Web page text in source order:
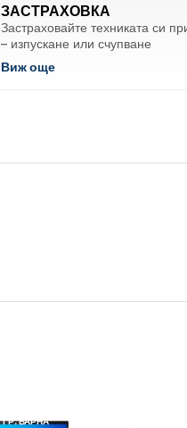
ЗАСТРАХОВКА
Застраховайте техниката си
– изпускане или счупване
Виж още
ГР. ВАРНА